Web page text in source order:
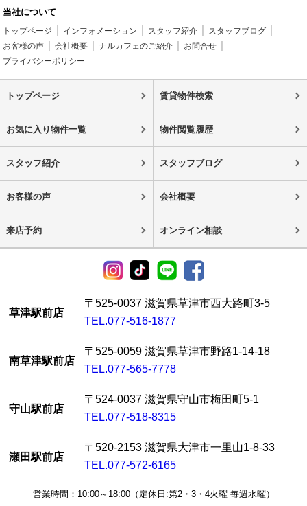
当社について
トップページ インフォメーション スタッフ紹介
スタッフブログ
お客様の声
会社概要 ナルカフェのご紹介
お問合せ
プライバシーポリシー
トップページ 賃貸物件検索
お気に入り物件一覧 物件閲覧履歴
スタッフ紹介 スタッフブログ
お客様の声 会社概要
来店予約 オンライン相談
草津駅前店
〒525-0037 滋賀県草津市西大路町3-5
TEL.077-516-1877
南草津駅前店
〒525-0059 滋賀県草津市野路1-14-18
TEL.077-565-7778
守山駅前店
〒524-0037 滋賀県守山市梅田町5-1
TEL.077-518-8315
瀬田駅前店
〒520-2153 滋賀県大津市一里山1-8-33
TEL.077-572-6165
営業時間：10:00～18:00（定休日:第2・3・4火曜 毎週水曜）